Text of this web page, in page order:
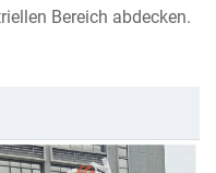
Bereich abdecken.